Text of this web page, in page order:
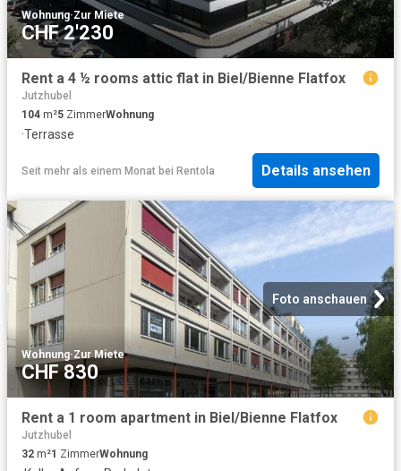
Wohnung·Zur Miete
CHF 2'230
Rent a 4 ½ rooms attic flat in Biel/Bienne Flatfox
Jutzhubel
104 m²5 ZimmerWohnung
·Terrasse
Seit mehr als einem Monat bei Rentola Details ansehen
Foto anschauen
Wohnung·Zur Miete
CHF 830
Rent a 1 room apartment in Biel/Bienne Flatfox
Jutzhubel
32 m²1 ZimmerWohnung